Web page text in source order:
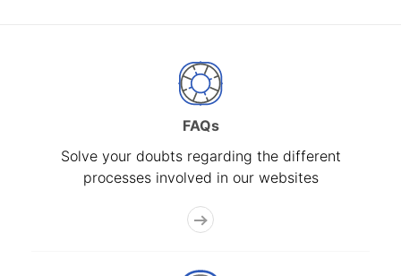
FAQs
Solve your doubts regarding the different
processes involved in our websites